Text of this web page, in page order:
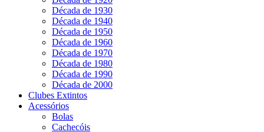
Década de 1930
Década de 1940
Década de 1950
Década de 1960
Década de 1970
Década de 1980
Década de 1990
Década de 2000
Clubes Extintos
Acessórios
Bolas
Cachecóis